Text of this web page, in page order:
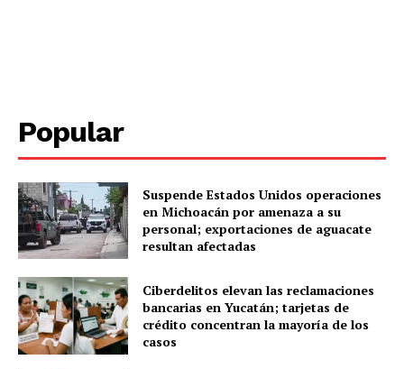
SUBSCRIBE NOW
Menú
Popular
Suspende Estados Unidos operaciones
en Michoacán por amenaza a su
personal; exportaciones de aguacate
resultan afectadas
Ciberdelitos elevan las reclamaciones
bancarias en Yucatán; tarjetas de
crédito concentran la mayoría de los
casos